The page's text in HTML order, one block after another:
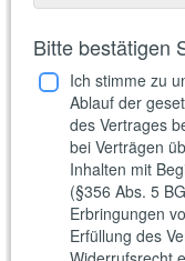
Bitte bestätigen
Ich stimme zu
Ablauf der
des Vertrages
bei Verträgen
Inhalten mit
(§356 Abs. 5
Erbringungen
Erfüllung des